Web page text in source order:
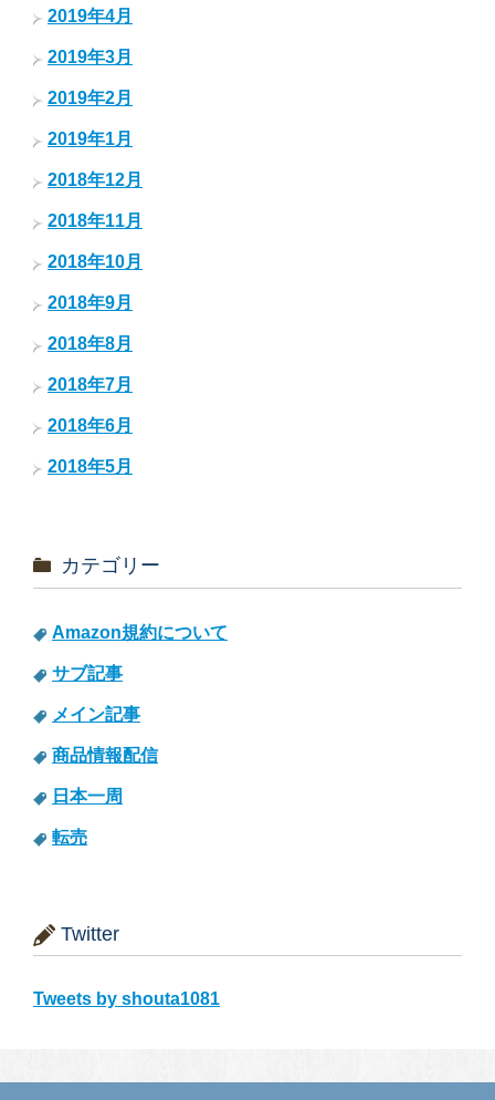
2019年4月
2019年3月
2019年2月
2019年1月
2018年12月
2018年11月
2018年10月
2018年9月
2018年8月
2018年7月
2018年6月
2018年5月
カテゴリー
Amazon規約について
サブ記事
メイン記事
商品情報配信
日本一周
転売
Twitter
Tweets by shouta1081